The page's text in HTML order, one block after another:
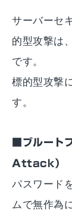
サーバーセ
的型攻撃は
です。
標的型攻撃
す。
■ブルート
Attack）
パスワード
ムで無作為